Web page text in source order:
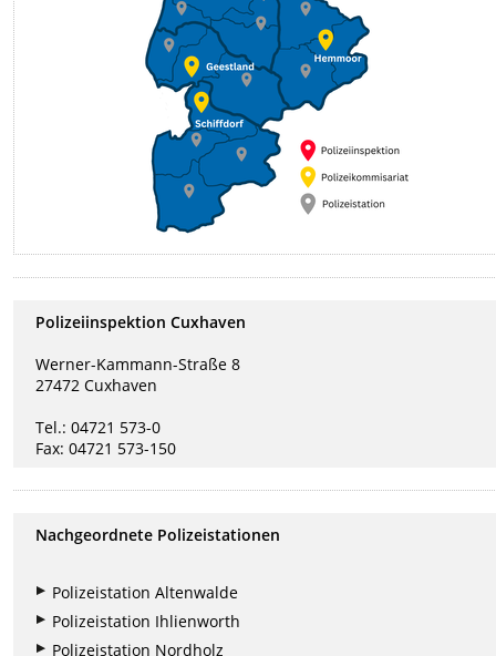
Polizeiinspektion Cuxhaven
Werner-Kammann-Straße 8
27472 Cuxhaven
Tel.: 04721 573-0
Fax: 04721 573-150
Nachgeordnete Polizeistationen
Polizeistation Altenwalde
Polizeistation Ihlienworth
Polizeistation Nordholz